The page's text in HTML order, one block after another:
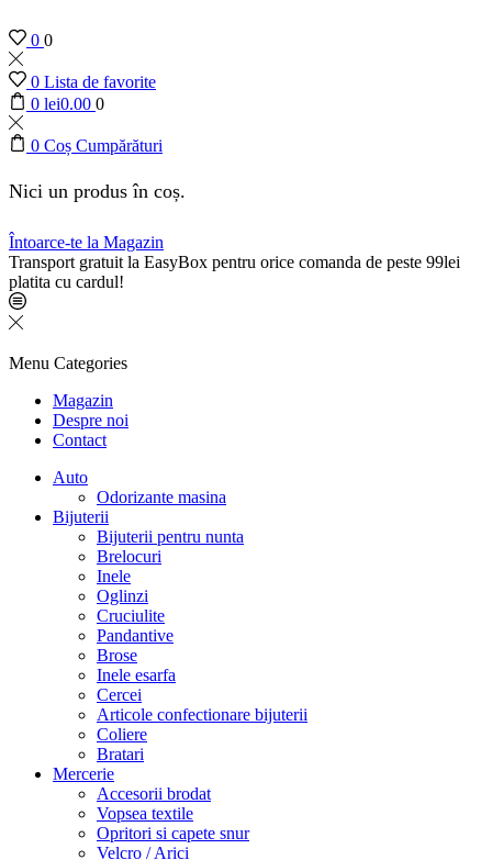
0 0
0 Lista de favorite
0 lei0.00 0
0 Coș Cumpărături
Nici un produs în coș.
Întoarce-te la Magazin
Transport gratuit la EasyBox pentru orice comanda de peste 99lei
platita cu cardul!
Menu Categories
Magazin
Despre noi
Contact
Auto
Odorizante masina
Bijuterii
Bijuterii pentru nunta
Brelocuri
Inele
Oglinzi
Cruciulite
Pandantive
Brose
Inele esarfa
Cercei
Articole confectionare bijuterii
Coliere
Bratari
Mercerie
Accesorii brodat
Vopsea textile
Opritori si capete snur
Velcro / Arici